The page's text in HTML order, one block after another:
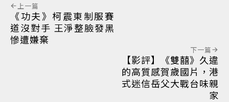
上一篇
《功夫》柯震東制服賽
道沒對手 王淨整臉發黑
慘遭嫌棄
下一篇
【影評】《雙囍》久違
的高質感賀歲國片，港
式迷信岳父大戰台味親
家